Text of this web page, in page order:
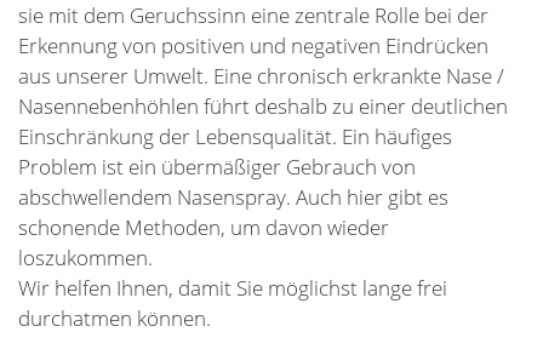
sie mit dem Geruchssinn eine zentrale Rolle bei der
Erkennung von positiven und negativen Eindrücken
aus unserer Umwelt. Eine chronisch erkrankte Nase /
Nasennebenhöhlen führt deshalb zu einer deutlichen
Einschränkung der Lebensqualität. Ein häufiges
Problem ist ein übermäßiger Gebrauch von
abschwellendem Nasenspray. Auch hier gibt es
schonende Methoden, um davon wieder
loszukommen.
Wir helfen Ihnen, damit Sie möglichst lange frei
durchatmen können.